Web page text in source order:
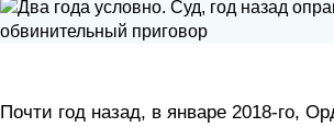
Почти год назад, в январе 2018-го,